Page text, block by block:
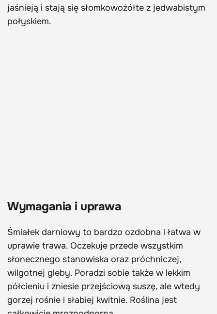
jaśnieją i stają się słomkowożółte z jedwabistym
połyskiem.
Wymagania i uprawa
Śmiałek darniowy to bardzo ozdobna i łatwa w
uprawie trawa. Oczekuje przede wszystkim
słonecznego stanowiska oraz próchniczej,
wilgotnej gleby. Poradzi sobie także w lekkim
półcieniu i zniesie przejściową suszę, ale wtedy
gorzej rośnie i słabiej kwitnie. Roślina jest